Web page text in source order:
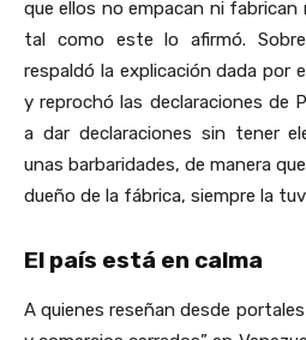
que ellos no empacan ni
tal como este lo afirmó.
respaldó la explicación dada por
y reprochó las declaraciones de
a dar declaraciones sin tener
unas barbaridades, de manera
dueño de la fábrica, siempre la
El país está en calma
A quienes reseñan desde